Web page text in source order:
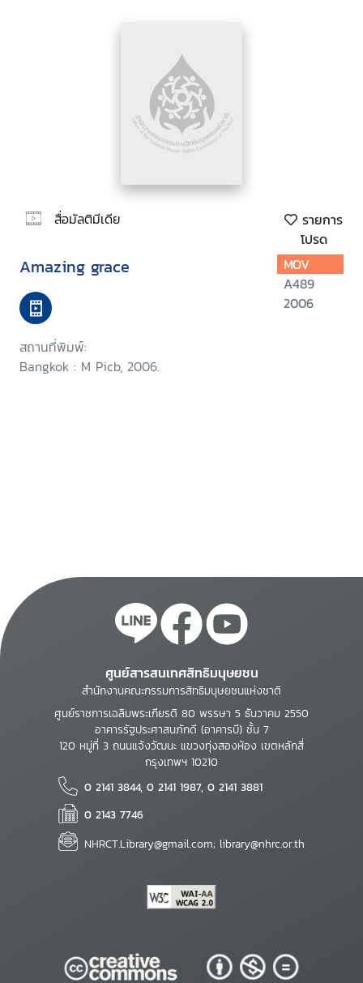
สื่อมัลติมีเดีย
รายการ
โปรด
Amazing grace
สถานที่พิมพ์:
Bangkok : M Picb, 2006.
MOV
A489
2006
ศูนย์สารสนเทศสิทธิมนุษยชน
สำนักงานคณะกรรมการสิทธิมนุษยชนแห่งชาติ
ศูนย์ราชการเฉลิมพระเกียรติ 80 พรรษา 5 ธันวาคม 2550
อาคารรัฐประศาสนภักดี (อาคารบี) ชั้น 7
120 หมู่ที่ 3 ถนนแจ้งวัฒนะ แขวงทุ่งสองห้อง เขตหลักสี่
กรุงเทพฯ 10210
0 2141 3844, 0 2141 1987, 0 2141 3881
0 2143 7746
NHRCT.Library@gmail.com; library@nhrc.or.th